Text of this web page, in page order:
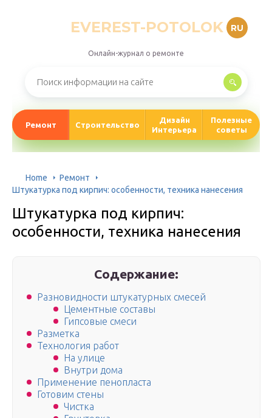
EVEREST-POTOLOK RU
Онлайн-журнал о ремонте
Ремонт Строительство
Дизайн
Интерьера
Полезные
советы
Home
Ремонт
Штукатурка под кирпич: особенности, техника нанесения
Штукатурка под кирпич:
особенности, техника нанесения
Содержание:
Разновидности штукатурных смесей
Цементные составы
Гипсовые смеси
Разметка
Технология работ
На улице
Внутри дома
Применение пенопласта
Готовим стены
Чистка